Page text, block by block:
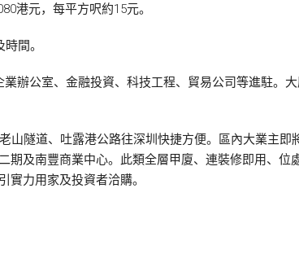
港元，每平方呎約15元。
間。
辦公室、金融投資、科技工程、貿易公司等進駐。
隧道、吐露港公路往深圳快捷方便。區內大業主即
及南豐商業中心。此類全層甲廈、連裝修即用、位
力用家及投資者洽購。